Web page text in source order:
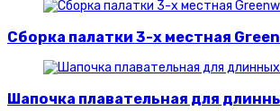
Сборка палатки 3-х местная
Шапочка плавательная для